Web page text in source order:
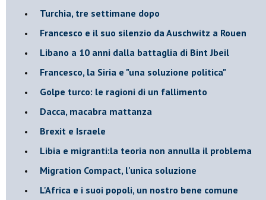
Turchia, tre settimane dopo
Francesco e il suo silenzio da Auschwitz a Rouen
Libano a 10 anni dalla battaglia di Bint Jbeil
Francesco, la Siria e "una soluzione politica"
Golpe turco: le ragioni di un fallimento
Dacca, macabra mattanza
Brexit e Israele
Libia e migranti:la teoria non annulla il problema
Migration Compact, l'unica soluzione
L'Africa e i suoi popoli, un nostro bene comune